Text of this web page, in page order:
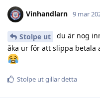
Vinhandlarn 9 mar
Stolpe ut
du är nog
åka ur för att slippa betala
Stolpe utgillar detta